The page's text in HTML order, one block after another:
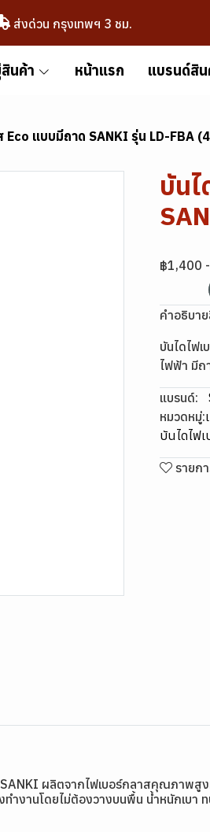
ส่งด่วน กรุงเทพฯ 3 ชม.
นค้า หน้าแรก แบรนด์สิน
Eco แบบมีถาด SANKI รุ่น LD-FBA
บัน
฿1,400 -
คำอธิบา
บันไดไฟ
ไฟฟ้า มีถ
แบรนด์:
หมวดหมู่:
บันไดไฟ
รายก
ผลิตจากไฟเบอร์กลาสคุณภาพ
ำงานโดยไม่ต้องวางบนพื้น น้ำหนักเบา